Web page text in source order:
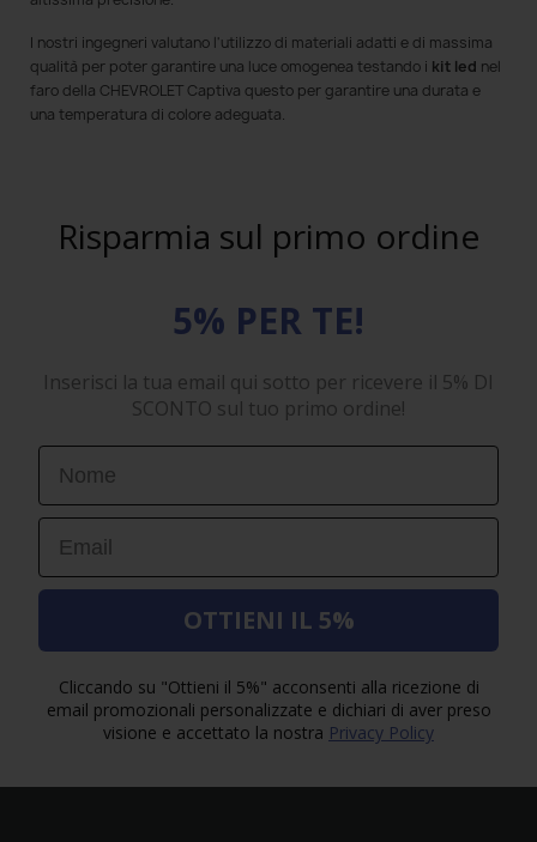
I nostri ingegneri valutano l'utilizzo di materiali adatti e di massima
qualità per poter garantire una luce omogenea testando i kit led nel
faro della CHEVROLET Captiva questo per garantire una durata e
una temperatura di colore adeguata.
Risparmia sul primo ordine
5% PER TE!
Inserisci la tua email qui sotto per ricevere il 5% DI
SCONTO sul tuo primo ordine!
First Name
Email
OTTIENI IL 5%
Cliccando su "Ottieni il 5%" acconsenti alla ricezione di
email promozionali personalizzate e dichiari di aver preso
visione e accettato la nostra Privacy Policy